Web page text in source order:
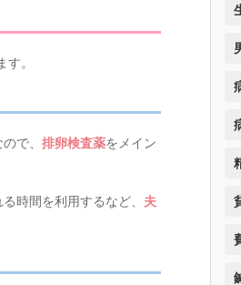
。
で、 排卵検査薬をメイン
時間を利用するなど、 夫